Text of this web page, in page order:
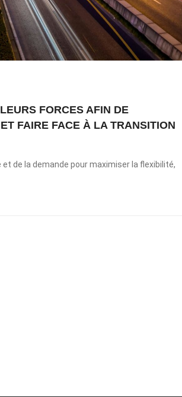
FORCES AFIN DE
FAIRE FACE À LA TRANSITION
de la demande pour maximiser la flexibilité,